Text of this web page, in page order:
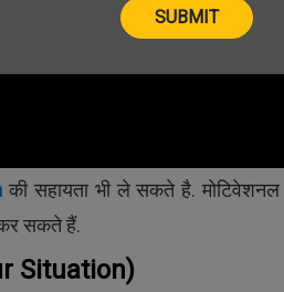
जब आप बिज़नेस
आपको उस
प्रतिशत
आपको
करना पड़े.
की सहायता भी ले सकते है.
सकते हैं.
Situation)